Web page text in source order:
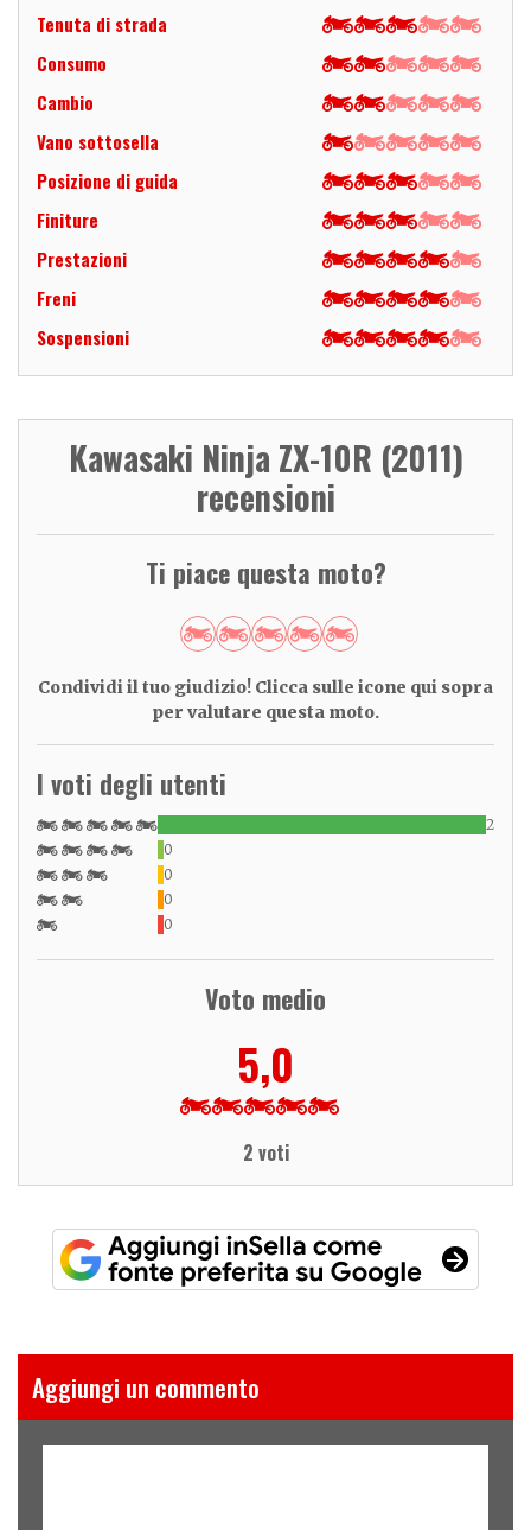
Tenuta di strada
Consumo
Cambio
Vano sottosella
Posizione di guida
Finiture
Prestazioni
Freni
Sospensioni
Kawasaki Ninja ZX-10R (2011)
recensioni
Ti piace questa moto?
Condividi il tuo giudizio! Clicca sulle icone qui sopra
per valutare questa moto.
I voti degli utenti
2
0
0
0
0
Voto medio
5,0
2 voti
Aggiungi un commento